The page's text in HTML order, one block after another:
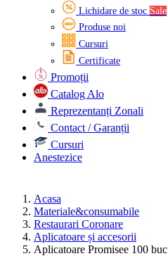
Lichidare de stoc Sale
Produse noi
Cursuri
Certificate
Promoții
Catalog Alo
Reprezentanți Zonali
Contact / Garanții
Cursuri
Anestezice
Acasa
Materiale&consumabile
Restaurari Coronare
Aplicatoare și accesorii
Aplicatoare Promisee 100 buc